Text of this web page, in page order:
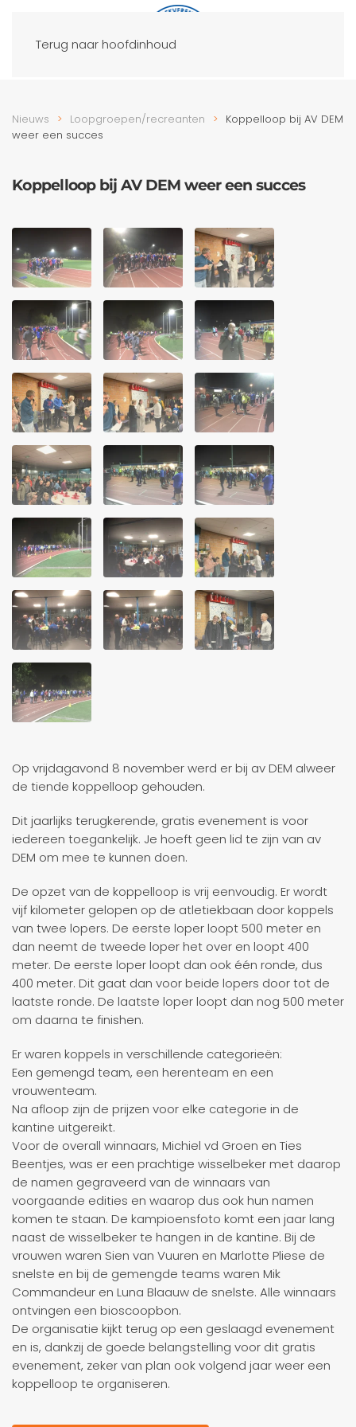
Terug naar hoofdinhoud
Nieuws Loopgroepen/recreanten
Koppelloop bij AV DEM
weer een succes
Koppelloop bij AV DEM weer een succes
Op vrijdagavond 8 november werd er bij av DEM alweer
de tiende koppelloop gehouden.
Dit jaarlijks terugkerende, gratis evenement is voor
iedereen toegankelijk. Je hoeft geen lid te zijn van av
DEM om mee te kunnen doen.
De opzet van de koppelloop is vrij eenvoudig. Er wordt
vijf kilometer gelopen op de atletiekbaan door koppels
van twee lopers. De eerste loper loopt 500 meter en
dan neemt de tweede loper het over en loopt 400
meter. De eerste loper loopt dan ook één ronde, dus
400 meter. Dit gaat dan voor beide lopers door tot de
laatste ronde. De laatste loper loopt dan nog 500 meter
om daarna te finishen.
Er waren koppels in verschillende categorieën:
Een gemengd team, een herenteam en een
vrouwenteam.
Na afloop zijn de prijzen voor elke categorie in de
kantine uitgereikt.
Voor de overall winnaars, Michiel vd Groen en Ties
Beentjes, was er een prachtige wisselbeker met daarop
de namen gegraveerd van de winnaars van
voorgaande edities en waarop dus ook hun namen
komen te staan. De kampioensfoto komt een jaar lang
naast de wisselbeker te hangen in de kantine. Bij de
vrouwen waren Sien van Vuuren en Marlotte Pliese de
snelste en bij de gemengde teams waren Mik
Commandeur en Luna Blaauw de snelste. Alle winnaars
ontvingen een bioscoopbon.
De organisatie kijkt terug op een geslaagd evenement
en is, dankzij de goede belangstelling voor dit gratis
evenement, zeker van plan ook volgend jaar weer een
koppelloop te organiseren.